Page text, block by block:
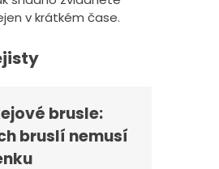
v krátkém čase.
brusle:
bruslí nemusí